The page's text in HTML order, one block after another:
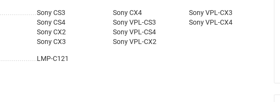
Sony CS3
Sony CS4
Sony CX2
Sony CX3
Sony CX4
Sony VPL-CS3
Sony VPL-CS4
Sony VPL-CX2
Sony VPL-CX3
Sony VPL-CX4
LMP-C121